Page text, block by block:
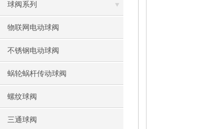
球阀系列
物联网电动球阀
不锈钢电动球阀
蜗轮蜗杆传动球阀
螺纹球阀
三通球阀